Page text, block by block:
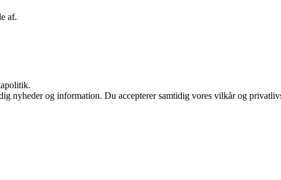
af.
nyheder og information. Du accepterer samtidig vores vilkår og